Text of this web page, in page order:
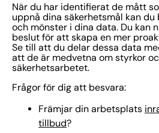
När du har identifierat de mått
uppnå dina säkerhetsmål kan
och mönster i dina data. Du kan
beslut för att skapa en mer
Se till att du delar dessa data
att de är medvetna om styrkor
säkerhetsarbetet.
Frågor för dig att besvara:
Främjar din arbetsplats
tillbud?